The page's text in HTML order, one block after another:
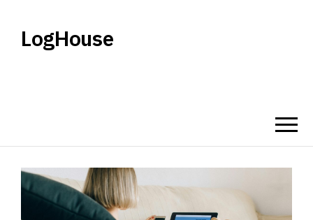
LogHouse